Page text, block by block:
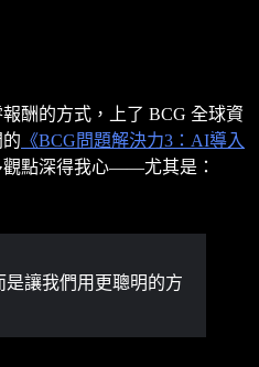
酬的方式，上了 BCG 全球資
《BCG問題解決力3：AI導入
觀點深得我心——尤其是：
讓我們用更聰明的方